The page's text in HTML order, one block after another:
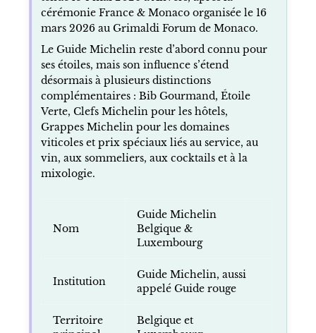
cérémonie France & Monaco organisée le 16
mars 2026 au Grimaldi Forum de Monaco.
Le Guide Michelin reste d’abord connu pour
ses étoiles, mais son influence s’étend
désormais à plusieurs distinctions
complémentaires : Bib Gourmand, Étoile
Verte, Clefs Michelin pour les hôtels,
Grappes Michelin pour les domaines
viticoles et prix spéciaux liés au service, au
vin, aux sommeliers, aux cocktails et à la
mixologie.
Nom
Guide Michelin
Belgique &
Luxembourg
Institution
Guide Michelin, aussi
appelé Guide rouge
Territoire
Belgique et